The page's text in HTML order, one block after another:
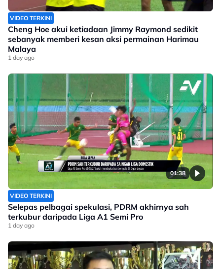
VIDEO TERKINI
Cheng Hoe akui ketiadaan Jimmy Raymond sedikit
sebanyak memberi kesan aksi permainan Harimau
Malaya
1 day ago
01:38
VIDEO TERKINI
Selepas pelbagai spekulasi, PDRM akhirnya sah
terkubur daripada Liga A1 Semi Pro
1 day ago